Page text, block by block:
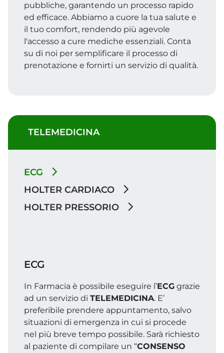
pubbliche, garantendo un processo rapido
ed efficace. Abbiamo a cuore la tua salute e
il tuo comfort, rendendo più agevole
l'accesso a cure mediche essenziali. Conta
su di noi per semplificare il processo di
prenotazione e fornirti un servizio di qualità.
TELEMEDICINA
ECG
HOLTER CARDIACO
HOLTER PRESSORIO
ECG
In Farmacia è possibile eseguire l’ECG grazie
ad un servizio di TELEMEDICINA. E’
preferibile prendere appuntamento, salvo
situazioni di emergenza in cui si procede
nel più breve tempo possibile. Sarà richiesto
al paziente di compilare un “CONSENSO